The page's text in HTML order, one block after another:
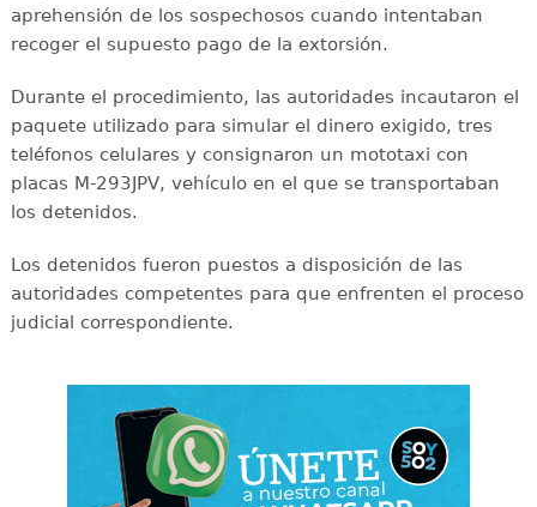
aprehensión de los sospechosos cuando intentaban
recoger el supuesto pago de la extorsión.
Durante el procedimiento, las autoridades incautaron el
paquete utilizado para simular el dinero exigido, tres
teléfonos celulares y consignaron un mototaxi con
placas M-293JPV, vehículo en el que se transportaban
los detenidos.
Los detenidos fueron puestos a disposición de las
autoridades competentes para que enfrenten el proceso
judicial correspondiente.